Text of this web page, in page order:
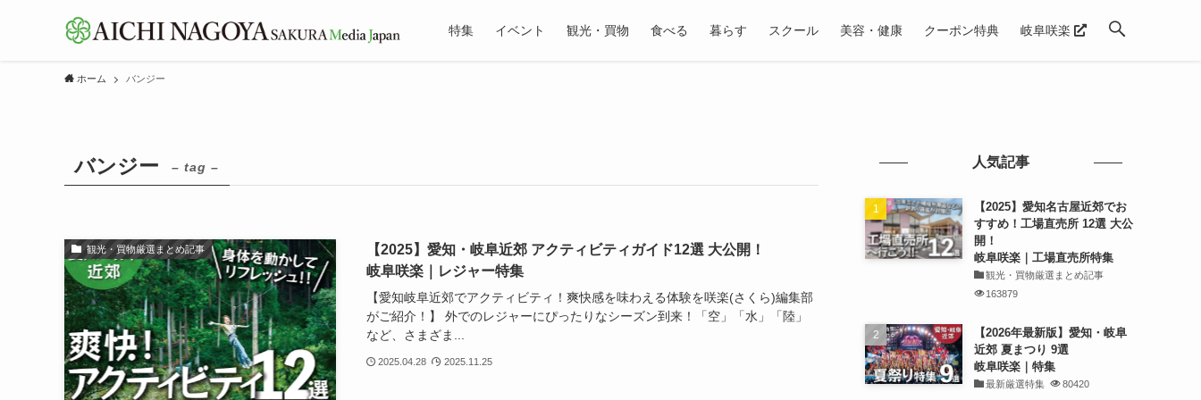
特集 イベント 観光・買物 食べる 暮らす スクール 美容・健康 クーポン特典 岐阜咲楽
ホーム バンジー
バンジー – tag –
観光・買物厳選まとめ記事
【2025】愛知・岐阜近郊 アクティビティガイド12選 大公開！
岐阜咲楽｜レジャー特集
【愛知岐阜近郊でアクティビティ！爽快感を味わえる体験を咲楽(さくら)編集部
がご紹介！】 外でのレジャーにぴったりなシーズン到来！「空」「水」「陸」
など、さまざま...
2025.04.28 2025.11.25
人気記事
【2025】愛知名古屋近郊でお
すすめ！工場直売所 12選 大公
開！
岐阜咲楽｜工場直売所特集
観光・買物厳選まとめ記事
163879
【2026年最新版】愛知・岐阜
近郊 夏まつり 9選
岐阜咲楽｜特集
最新厳選特集 80420